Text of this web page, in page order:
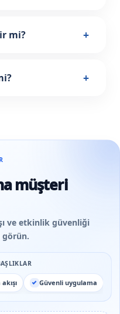
mi? +
+
müşteri
ve etkinlik güvenliği
görün.
Güvenli uygulama